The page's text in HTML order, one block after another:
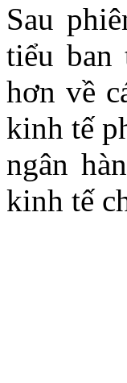
Sau
tiểu ban
hơn về
kinh tế
ngân
kinh tế